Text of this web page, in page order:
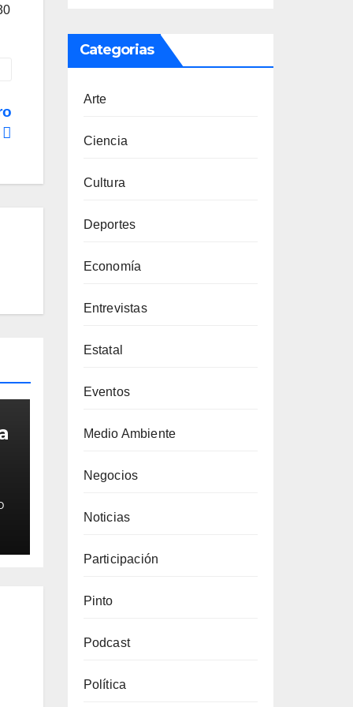
Categorias
Arte
Ciencia
Cultura
Deportes
Economía
Entrevistas
Estatal
Eventos
Medio Ambiente
Negocios
Noticias
Participación
Pinto
Podcast
Política